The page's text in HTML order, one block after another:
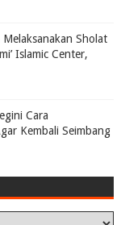
Sholat
Islamic Center,
Cara
Kembali Seimbang